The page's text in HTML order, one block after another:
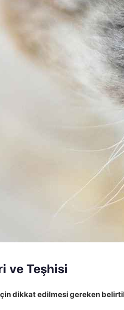
ve Teşhisi
için dikkat edilmesi gereken